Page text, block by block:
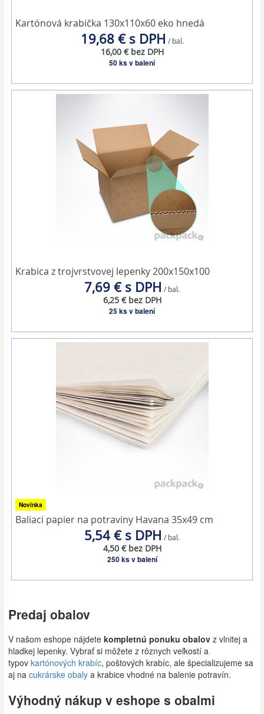
Kartónová krabička 130x110x60 eko hnedá
19,68 € s DPH / bal.
16,00 € bez DPH
50 ks v balení
Krabica z trojvrstvovej lepenky 200x150x100
7,69 € s DPH / bal.
6,25 € bez DPH
25 ks v balení
Novinka
Baliaci papier na potraviny Havana 35x49 cm
5,54 € s DPH / bal.
4,50 € bez DPH
250 ks v balení
Predaj obalov
V našom eshope nájdete kompletnú ponuku obalov z vlnitej a
hladkej lepenky. Vybrať si môžete z rôznych veľkostí a
typov kartónových krabíc, poštových krabíc, ale špecializujeme sa
aj na cukrárske obaly a krabice vhodné na balenie potravín.
Výhodný nákup v eshope s obalmi